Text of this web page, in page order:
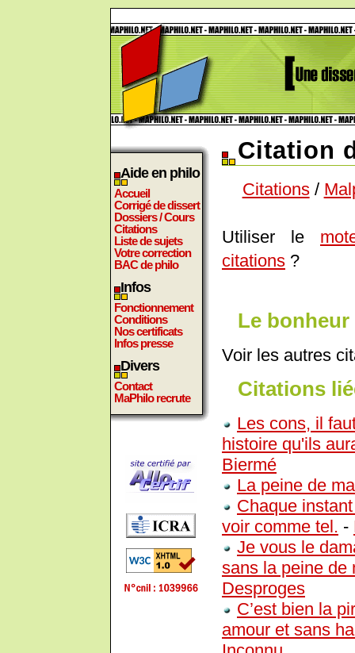
Aide en philo
Accueil
Corrigé de dissert
Dossiers / Cours
Citations
Liste de sujets
Votre correction
BAC de philo
Infos
Fonctionnement
Conditions
Nos certificats
Infos presse
Divers
Contact
MaPhilo recrute
Citation
Citations/
Utiliser le
citations ?
Le
Voir les autres
Citations
Les cons, il
histoire qu'ils
Biermé
La peine de
Chaque
voir comme tel. -
Je vous le
sans la peine de
Desproges
C’est bien la
amour et sans